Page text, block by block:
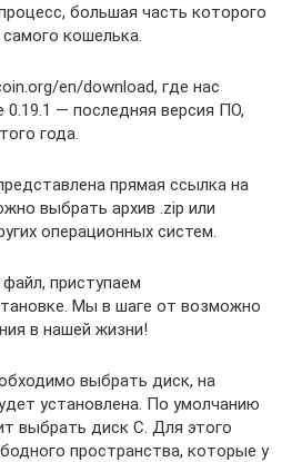
большая часть которого
кошелька.
en/download, где нас
0.19.1 — последняя версия ПО,
года.
прямая ссылка на
выбрать архив .zip или
операционных систем.
приступаем
Мы в шаге от возможно
в нашей жизни!
выбрать диск, на
установлена. По умолчанию
выбрать диск C. Для этого
пространства, которые у